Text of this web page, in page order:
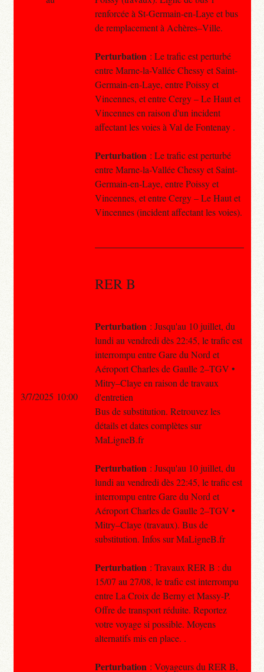
renforcée à St-Germain-en-Laye et bus
de remplacement à Achères–Ville.
Perturbation : Le trafic est perturbé
entre Marne-la-Vallée Chessy et Saint-
Germain-en-Laye, entre Poissy et
Vincennes, et entre Cergy – Le Haut et
Vincennes en raison d'un incident
affectant les voies à Val de Fontenay .
Perturbation : Le trafic est perturbé
entre Marne-la-Vallée Chessy et Saint-
Germain-en-Laye, entre Poissy et
Vincennes, et entre Cergy – Le Haut et
Vincennes (incident affectant les voies).
RER B
Perturbation : Jusqu'au 10 juillet, du
lundi au vendredi dès 22:45, le trafic est
interrompu entre Gare du Nord et
Aéroport Charles de Gaulle 2–TGV •
Mitry–Claye en raison de travaux
d'entretien
Bus de substitution. Retrouvez les
détails et dates complètes sur
MaLigneB.fr
Perturbation : Jusqu'au 10 juillet, du
lundi au vendredi dès 22:45, le trafic est
interrompu entre Gare du Nord et
Aéroport Charles de Gaulle 2–TGV •
Mitry–Claye (travaux). Bus de
substitution. Infos sur MaLigneB.fr
Perturbation : Travaux RER B : du
15/07 au 27/08, le trafic est interrompu
entre La Croix de Berny et Massy-P.
Offre de transport réduite. Reportez
votre voyage si possible. Moyens
alternatifs mis en place. .
Perturbation : Voyageurs du RER B,
3/7/2025 10:00